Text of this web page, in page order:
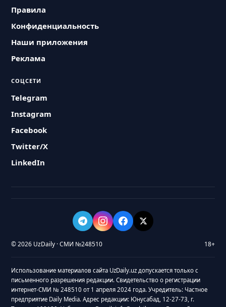
Правила
Конфиденциальность
Наши приложения
Реклама
СОЦСЕТИ
Telegram
Instagram
Facebook
Twitter/X
LinkedIn
© 2026 UzDaily · СМИ №248510 18+
Использование материалов сайта UzDaily.uz допускается только с
письменного разрешения редакции. Свидетельство о регистрации
интернет-СМИ № 248510 от 1 апреля 2024 года. Учредитель: Частное
предприятие Daily Media. Адрес редакции: Юнусабад, 12-27-73, г.